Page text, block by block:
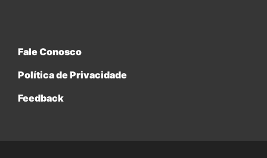
Fale Conosco
Política de Privacidade
Feedback